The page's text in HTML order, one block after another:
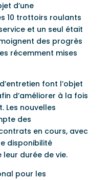
d’une
10 trottoirs roulants
et un seul était
des progrès
récemment mises
font l’objet
d’améliorer à la fois
Les nouvelles
des
en cours, avec
disponibilité
durée de vie.
pour les